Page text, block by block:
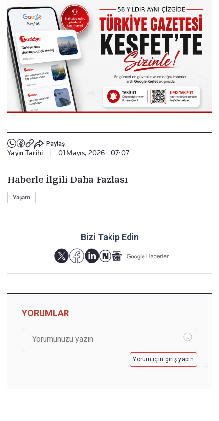
Paylaş
Yayın Tarihi | 01 Mayıs, 2026 - 07:07
Haberle İlgili Daha Fazlası
Yaşam
Bizi Takip Edin
YORUMLAR
Yorum için giriş yapın